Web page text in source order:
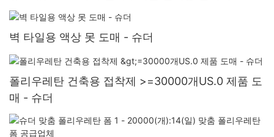
벽 타일용 액상 못 도매 - 슈더
폴리우레탄 건축용 접착제 >=30000개US.0 제품 도
매 - 슈더